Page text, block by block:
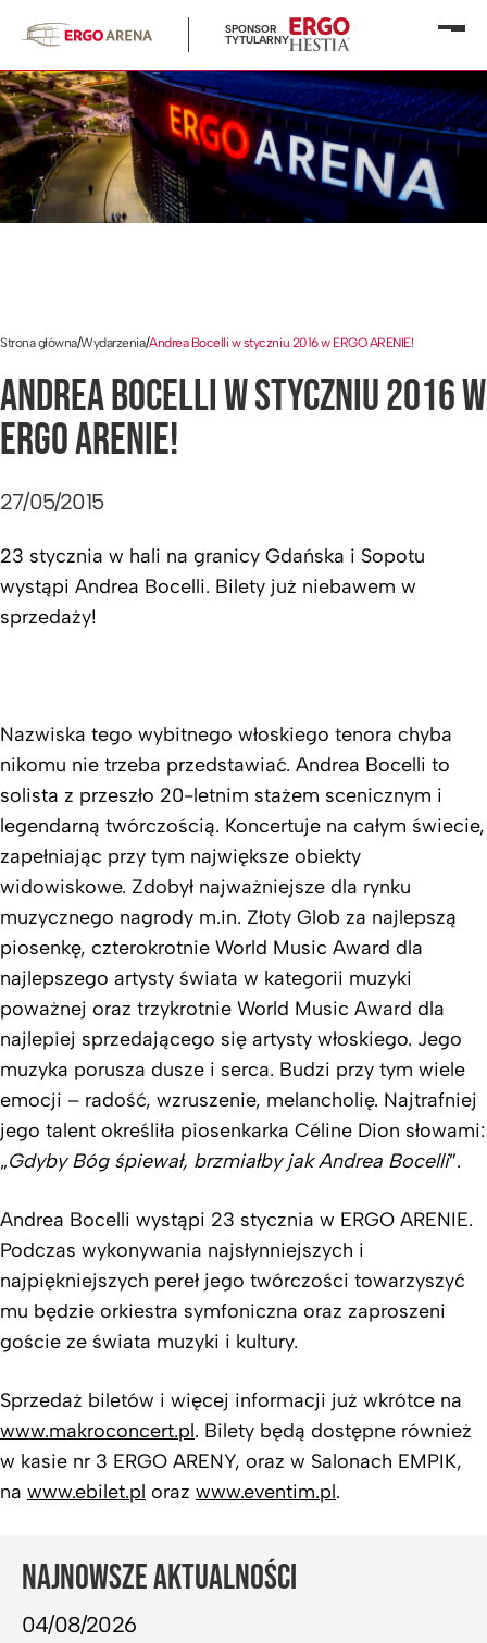
SPONSOR
TYTULARNY
Strona główna/Wydarzenia/Andrea Bocelli w styczniu 2016 w ERGO ARENIE!
ANDREA BOCELLI W STYCZNIU 2016 W
ERGO ARENIE!
27/05/2015
23 stycznia w hali na granicy Gdańska i Sopotu
wystąpi Andrea Bocelli. Bilety już niebawem w
sprzedaży!
Nazwiska tego wybitnego włoskiego tenora chyba
nikomu nie trzeba przedstawiać. Andrea Bocelli to
solista z przeszło 20-letnim stażem scenicznym i
legendarną twórczością. Koncertuje na całym świecie,
zapełniając przy tym największe obiekty
widowiskowe. Zdobył najważniejsze dla rynku
muzycznego nagrody m.in. Złoty Glob za najlepszą
piosenkę, czterokrotnie World Music Award dla
najlepszego artysty świata w kategorii muzyki
poważnej oraz trzykrotnie World Music Award dla
najlepiej sprzedającego się artysty włoskiego. Jego
muzyka porusza dusze i serca. Budzi przy tym wiele
emocji – radość, wzruszenie, melancholię. Najtrafniej
jego talent określiła piosenkarka Céline Dion słowami:
„Gdyby Bóg śpiewał, brzmiałby jak Andrea Bocelli”.
Andrea Bocelli wystąpi 23 stycznia w ERGO ARENIE.
Podczas wykonywania najsłynniejszych i
najpiękniejszych pereł jego twórczości towarzyszyć
mu będzie orkiestra symfoniczna oraz zaproszeni
goście ze świata muzyki i kultury.
Sprzedaż biletów i więcej informacji już wkrótce na
www.makroconcert.pl. Bilety będą dostępne również
w kasie nr 3 ERGO ARENY, oraz w Salonach EMPIK,
na www.ebilet.pl oraz www.eventim.pl.
NAJNOWSZE AKTUALNOŚCI
04/08/2026